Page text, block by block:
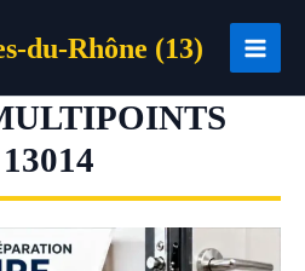
du-Rhône (13)